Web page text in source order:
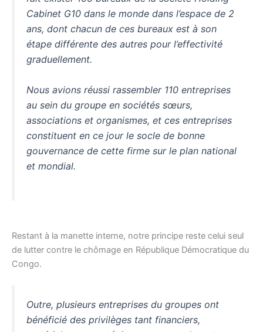
Cabinet G10 dans le monde dans l’espace de 2
ans, dont chacun de ces bureaux est à son
étape différente des autres pour l’effectivité
graduellement.
Nous avions réussi rassembler 110 entreprises
au sein du groupe en sociétés sœurs,
associations et organismes, et ces entreprises
constituent en ce jour le socle de bonne
gouvernance de cette firme sur le plan national
et mondial.
Restant à la manette interne, notre principe reste celui seul
de lutter contre le chômage en République Démocratique du
Congo.
Outre, plusieurs entreprises du groupes ont
bénéficié des privilèges tant financiers,